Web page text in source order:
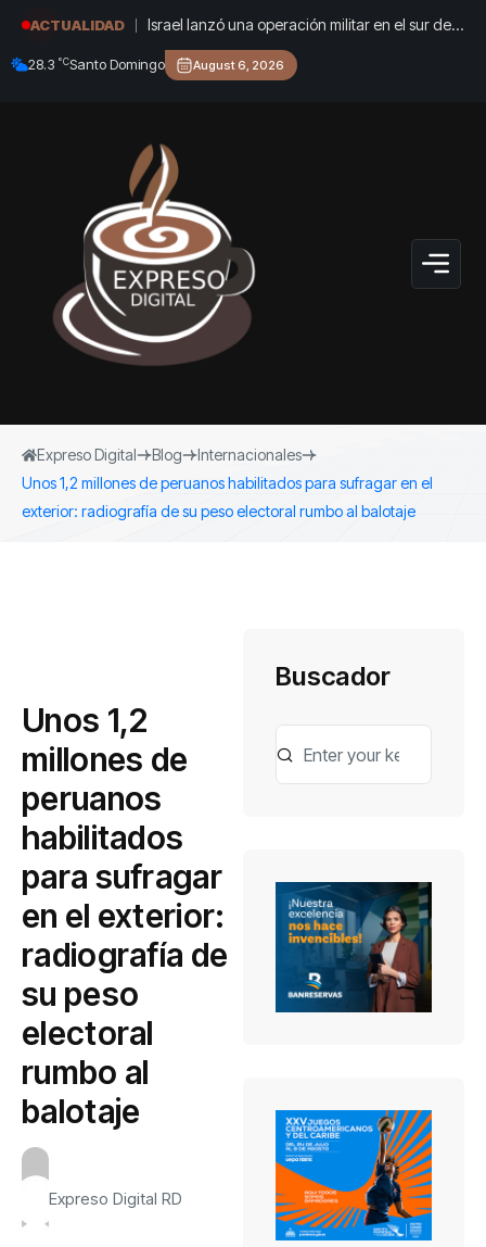
ACTUALIDAD
Israel lanzó una operación militar en el sur de
Líbano en respuesta a un ataque del grupo
terrorista Hezbollah
28.3 °CSanto Domingo August 6, 2026
Expreso Digital Blog
Internacionales
Unos 1,2 millones de peruanos habilitados para sufragar en el
exterior: radiografía de su peso electoral rumbo al balotaje
Unos 1,2
millones de
peruanos
habilitados
para sufragar
en el exterior:
radiografía de
su peso
electoral
rumbo al
balotaje
Expreso Digital RD
Buscador